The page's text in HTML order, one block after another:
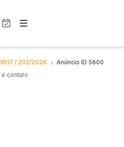
/ 202/2026
Anúncio ID 5600
e contato